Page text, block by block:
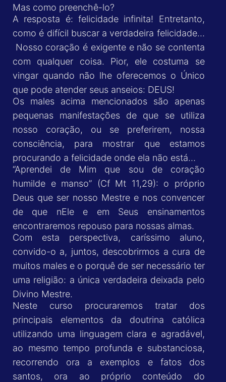
Mas como preenchê-lo?
A resposta é: felicidade infinita! Entretanto,
como é difícil buscar a verdadeira felicidade…
Nosso coração é exigente e não se contenta
com qualquer coisa. Pior, ele costuma se
vingar quando não lhe oferecemos o Único
que pode atender seus anseios: DEUS!
Os males acima mencionados são apenas
pequenas manifestações de que se utiliza
nosso coração, ou se preferirem, nossa
consciência, para mostrar que estamos
procurando a felicidade onde ela não está…
“Aprendei de Mim que sou de coração
humilde e manso” (Cf Mt 11,29): o próprio
Deus que ser nosso Mestre e nos convencer
de que nEle e em Seus ensinamentos
encontraremos repouso para nossas almas.
Com esta perspectiva, caríssimo aluno,
convido-o a, juntos, descobrirmos a cura de
muitos males e o porquê de ser necessário ter
uma religião: a única verdadeira deixada pelo
Divino Mestre.
Neste curso procuraremos tratar dos
principais elementos da doutrina católica
utilizando uma linguagem clara e agradável,
ao mesmo tempo profunda e substanciosa,
recorrendo ora a exemplos e fatos dos
santos, ora ao próprio conteúdo do